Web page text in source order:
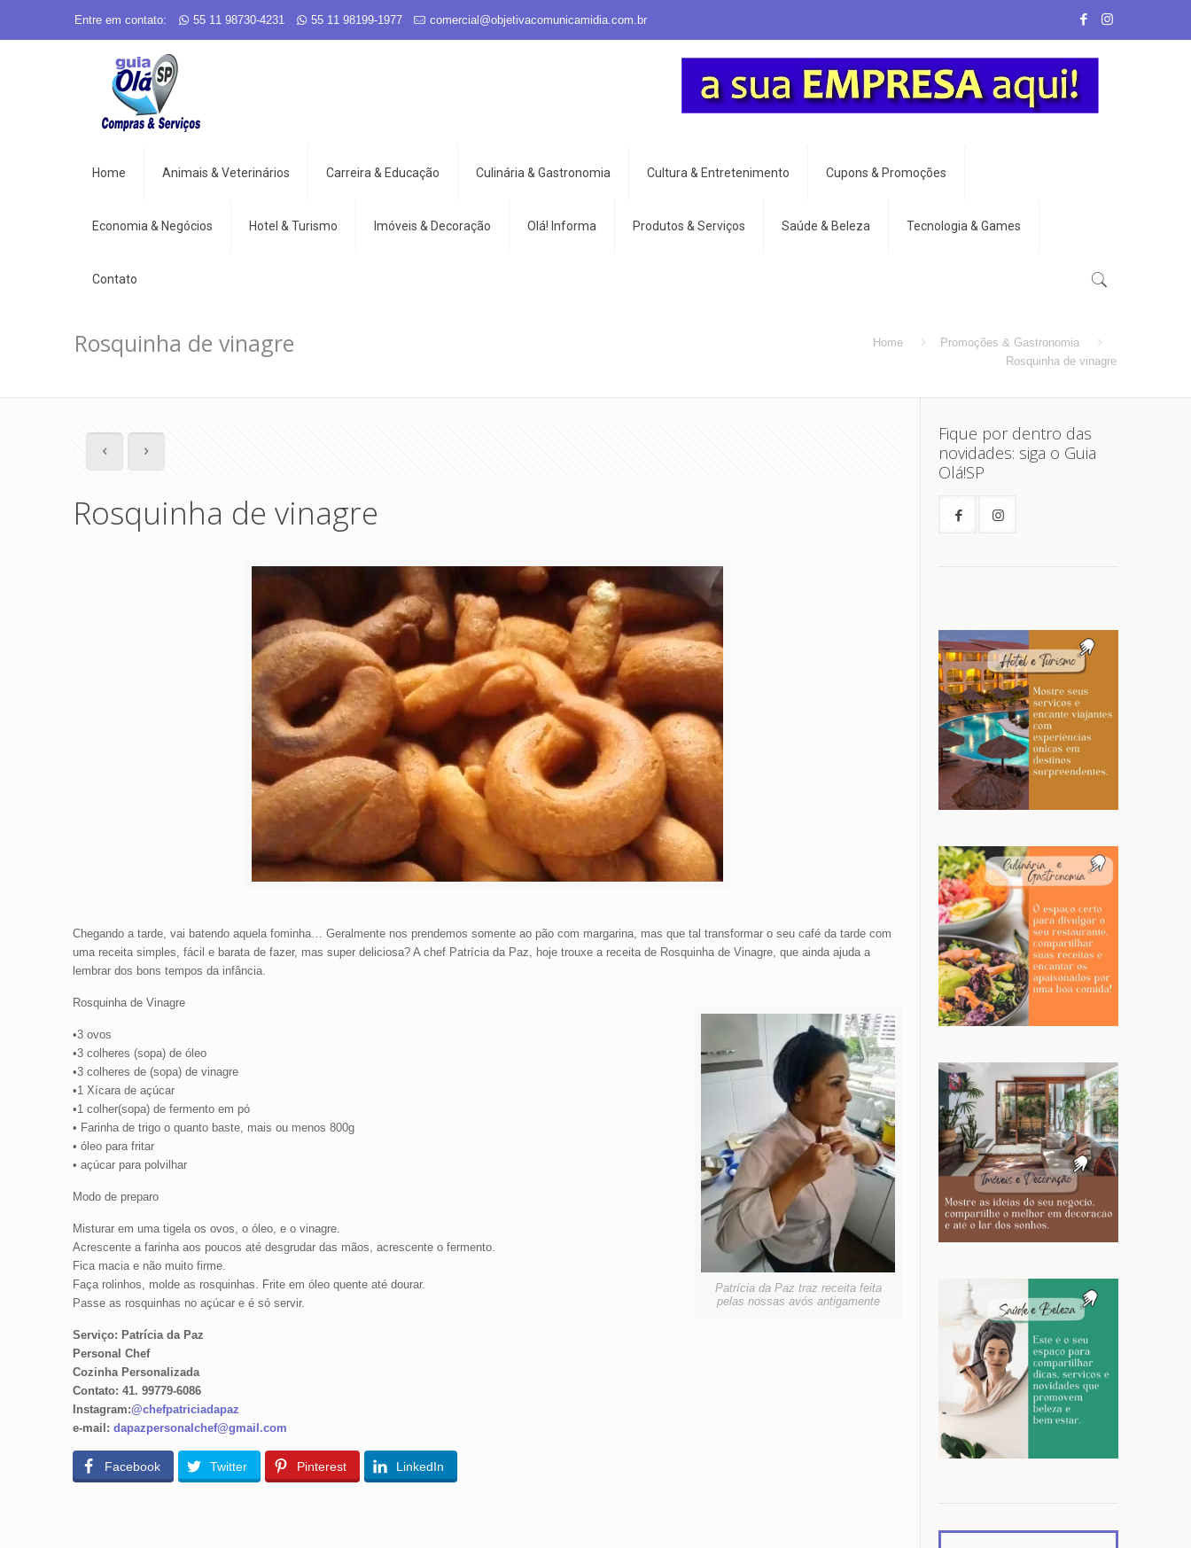
Entre em contato: 55 11 98730-4231 55 11 98199-1977 comercial@objetivacomunicamidia.com.br
Home Animais & Veterinários Carreira & Educação Culinária & Gastronomia Cultura & Entretenimento Cupons & Promoções
Economia & Negócios Hotel & Turismo Imóveis & Decoração Olá! Informa Produtos & Serviços Saúde & Beleza Tecnologia & Games
Contato
Rosquinha de vinagre Home
Promoções & Gastronomia
Rosquinha de vinagre
Rosquinha de vinagre
Chegando a tarde, vai batendo aquela fominha… Geralmente nos prendemos somente ao pão com margarina, mas que tal transformar o seu café da tarde com
uma receita simples, fácil e barata de fazer, mas super deliciosa? A chef Patrícia da Paz, hoje trouxe a receita de Rosquinha de Vinagre, que ainda ajuda a
lembrar dos bons tempos da infância.
Patrícia da Paz traz receita feita
pelas nossas avós antigamente
Rosquinha de Vinagre
•3 ovos
•3 colheres (sopa) de óleo
•3 colheres de (sopa) de vinagre
•1 Xícara de açúcar
•1 colher(sopa) de fermento em pó
• Farinha de trigo o quanto baste, mais ou menos 800g
• óleo para fritar
• açúcar para polvilhar
Modo de preparo
Misturar em uma tigela os ovos, o óleo, e o vinagre.
Acrescente a farinha aos poucos até desgrudar das mãos, acrescente o fermento.
Fica macia e não muito firme.
Faça rolinhos, molde as rosquinhas. Frite em óleo quente até dourar.
Passe as rosquinhas no açúcar e é só servir.
Serviço: Patrícia da Paz
Personal Chef
Cozinha Personalizada
Contato: 41. 99779-6086
Instagram:@chefpatriciadapaz
e-mail: dapazpersonalchef@gmail.com
Facebook Twitter Pinterest LinkedIn
Fique por dentro das
novidades: siga o Guia
Olá!SP